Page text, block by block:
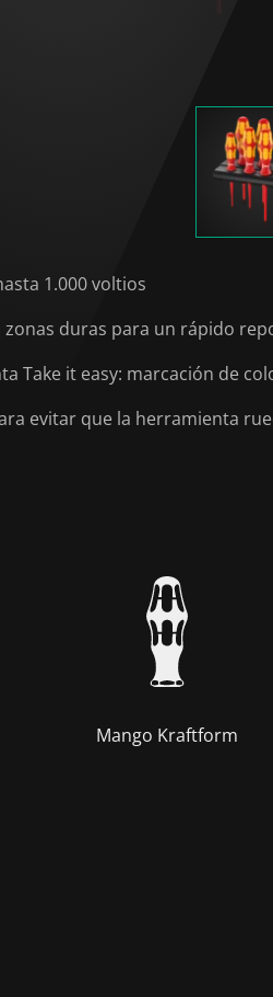
1.000 voltios
duras para un rápido
Take it easy: marcación de
evitar que la herramienta
Mango Kraftform